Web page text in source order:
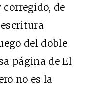
de
del doble
página de El
no es la